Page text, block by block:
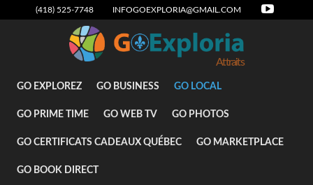
(418) 525-7748 INFOGOEXPLORIA@GMAIL.COM
Attraits
GO EXPLOREZ GO BUSINESS GO LOCAL
GO PRIME TIME GO WEB TV GO PHOTOS
GO CERTIFICATS CADEAUX QUÉBEC GO MARKETPLACE
GO BOOK DIRECT